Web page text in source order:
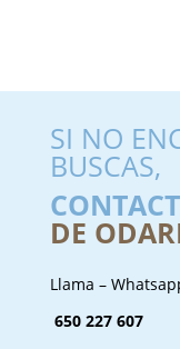
SI NO
BUSCAS,
DE
Llama –
650 227 607